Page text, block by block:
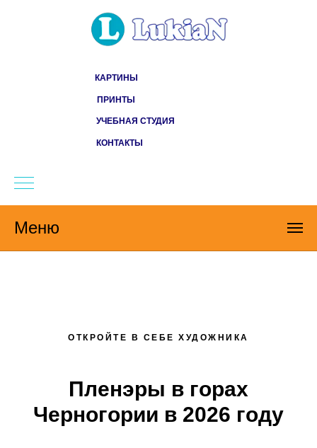
КАРТИНЫ
ПРИНТЫ
УЧЕБНАЯ СТУДИЯ
КОНТАКТЫ
Меню
ОТКРОЙТЕ В СЕБЕ ХУДОЖНИКА
Пленэры в горах
Черногории в 2026 году